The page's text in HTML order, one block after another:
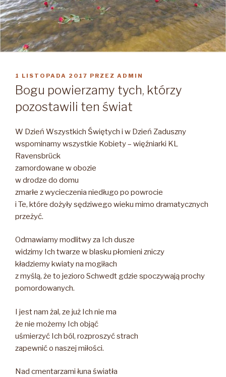
OPUBLIKOWANE
W
1 LISTOPADA 2017 PRZEZ ADMIN
Bogu powierzamy tych, którzy
pozostawili ten świat
W Dzień Wszystkich Świętych i w Dzień Zaduszny
wspominamy wszystkie Kobiety – więźniarki KL
Ravensbrück
zamordowane w obozie
w drodze do domu
zmarłe z wycieczenia niedługo po powrocie
i Te, które dożyły sędziwego wieku mimo dramatycznych
przeżyć.
Odmawiamy modlitwy za Ich dusze
widzimy Ich twarze w blasku płomieni zniczy
kładziemy kwiaty na mogiłach
z myślą, że to jezioro Schwedt gdzie spoczywają prochy
pomordowanych.
I jest nam żal, ze już Ich nie ma
że nie możemy Ich objąć
uśmierzyć Ich ból, rozproszyć strach
zapewnić o naszej miłości.
Nad cmentarzami łuna światła